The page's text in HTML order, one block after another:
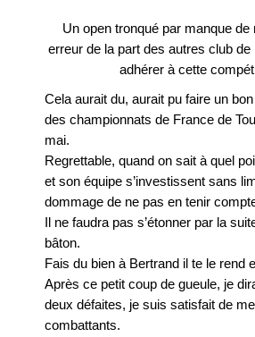
La boutique Hagakure
Le Club-L’Instructeur
Archive 2000-2010
Un open tronqué par manque de
erreur de la part des autres club de
adhérer à cette
Cela aurait du, aurait pu faire un
des championnats de France de
mai.
Regrettable, quand on sait à quel
et son équipe s’investissent sans
dommage de ne pas en tenir
Il ne faudra pas s’étonner par la
bâton.
Fais du bien à Bertrand il te le rend
Après ce petit coup de gueule, je
deux défaites, je suis satisfait de
combattants.